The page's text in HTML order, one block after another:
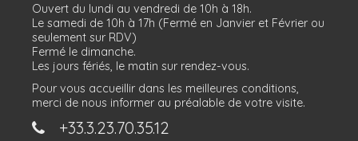
Ouvert du lundi au vendredi de 10h à 18h.
Le samedi de 10h à 17h (Fermé en Janvier et Février ou
seulement sur RDV)
Fermé le dimanche.
Les jours fériés, le matin sur rendez-vous.
Pour vous accueillir dans les meilleures conditions,
merci de nous informer au préalable de votre visite.
+33.3.23.70.35.12